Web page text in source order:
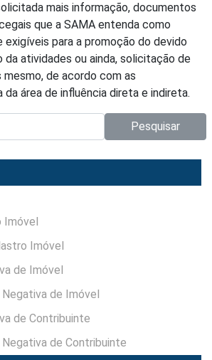
mais informação, documentos
que a SAMA entenda como
para a promoção do devido
da atividades ou ainda, solicitação de
de acordo com as
área de influência direta e indireta.
Pesquisar
Imóvel
Imóvel
de Imóvel
de Imóvel
de Contribuinte
de Contribuinte